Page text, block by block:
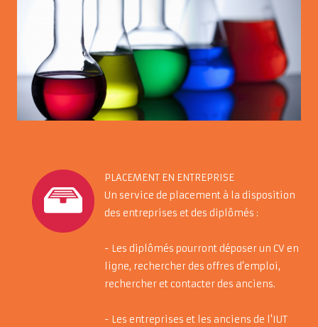
PLACEMENT EN ENTREPRISE
Un service de placement à la disposition
des entreprises et des diplômés :
- Les diplômés pourront déposer un CV en
ligne, rechercher des offres d’emploi,
rechercher et contacter des anciens.
- Les entreprises et les anciens de l'IUT